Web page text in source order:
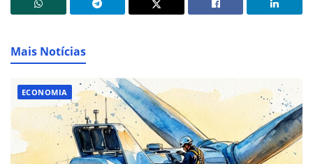
Mais Notícias
ECONOMIA